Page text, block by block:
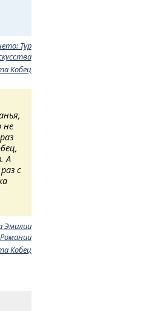
Тур
Кобец
не
А
с
Эмилии
Романии
Кобец